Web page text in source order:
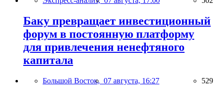
Баку превращает инвестиционный
форум в постоянную платформу
для привлечения ненефтяного
капитала
Большой Восток, 07 августа, 16:27 529